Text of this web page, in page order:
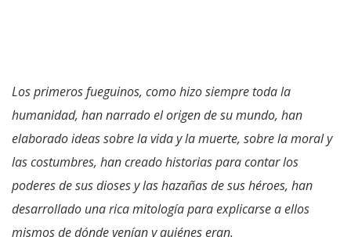
Los primeros fueguinos, como hizo siempre toda la
humanidad, han narrado el origen de su mundo, han
elaborado ideas sobre la vida y la muerte, sobre la moral y
las costumbres, han creado historias para contar los
poderes de sus dioses y las hazañas de sus héroes, han
desarrollado una rica mitología para explicarse a ellos
mismos de dónde venían y quiénes eran.